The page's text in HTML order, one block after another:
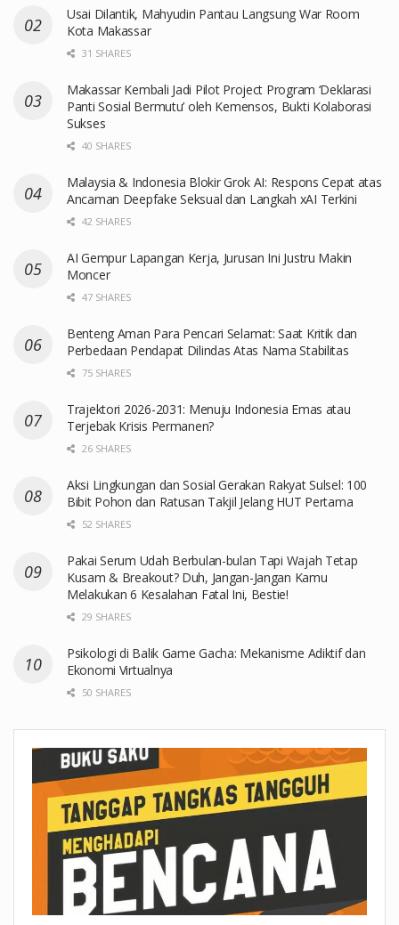
Usai Dilantik, Mahyudin Pantau Langsung War Room
Kota Makassar
31 SHARES
Makassar Kembali Jadi Pilot Project Program ‘Deklarasi
Panti Sosial Bermutu’ oleh Kemensos, Bukti Kolaborasi
Sukses
40 SHARES
Malaysia & Indonesia Blokir Grok AI: Respons Cepat atas
Ancaman Deepfake Seksual dan Langkah xAI Terkini
42 SHARES
AI Gempur Lapangan Kerja, Jurusan Ini Justru Makin
Moncer
47 SHARES
Benteng Aman Para Pencari Selamat: Saat Kritik dan
Perbedaan Pendapat Dilindas Atas Nama Stabilitas
75 SHARES
Trajektori 2026-2031: Menuju Indonesia Emas atau
Terjebak Krisis Permanen?
26 SHARES
Aksi Lingkungan dan Sosial Gerakan Rakyat Sulsel: 100
Bibit Pohon dan Ratusan Takjil Jelang HUT Pertama
52 SHARES
Pakai Serum Udah Berbulan-bulan Tapi Wajah Tetap
Kusam & Breakout? Duh, Jangan-Jangan Kamu
Melakukan 6 Kesalahan Fatal Ini, Bestie!
29 SHARES
Psikologi di Balik Game Gacha: Mekanisme Adiktif dan
Ekonomi Virtualnya
50 SHARES